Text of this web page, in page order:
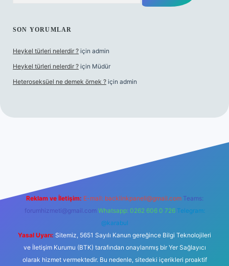
SON YORUMLAR
Heykel türleri nelerdir ? için admin
Heykel türleri nelerdir ? için Müdür
Heteroseksüel ne demek örnek ? için admin
Reklam ve İletişim: E-mail: backlinkpaneli@gmail.com Teams:
forumhizmeti@gmail.com Whatsapp: 0262 606 0 726 Telegram:
@karabul
Yasal Uyarı: Sitemiz, 5651 Sayılı Kanun gereğince Bilgi Teknolojileri
ve İletişim Kurumu (BTK) tarafından onaylanmış bir Yer Sağlayıcı
olarak hizmet vermektedir. Bu nedenle, sitedeki içerikleri proaktif